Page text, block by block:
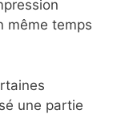
même temps
une partie